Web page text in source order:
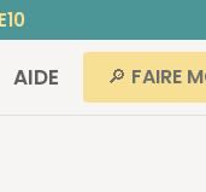
AIDE 🔎 FAIRE